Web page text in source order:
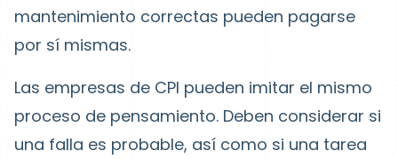
mantenimiento correctas pueden pagarse
por sí mismas.
Las empresas de CPI pueden imitar el mismo
proceso de pensamiento. Deben considerar si
una falla es probable, así como si una tarea